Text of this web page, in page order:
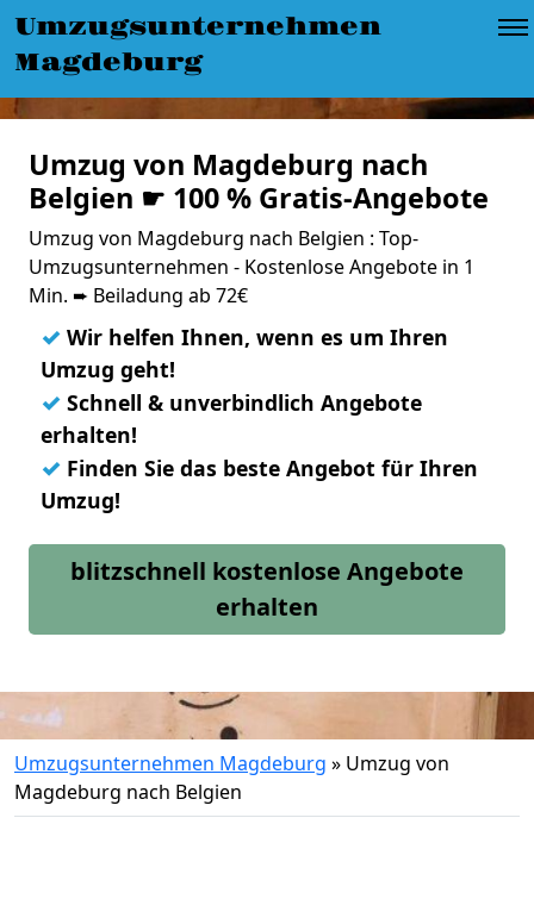
Umzugsunternehmen
Magdeburg
Umzug von Magdeburg nach
Belgien ☛ 100 % Gratis-Angebote
Umzug von Magdeburg nach Belgien : Top-
Umzugsunternehmen - Kostenlose Angebote in 1
Min. ➨ Beiladung ab 72€
✓ Wir helfen Ihnen, wenn es um Ihren
Umzug geht!
✓ Schnell & unverbindlich Angebote
erhalten!
✓ Finden Sie das beste Angebot für Ihren
Umzug!
blitzschnell kostenlose Angebote
erhalten
Umzugsunternehmen Magdeburg » Umzug von
Magdeburg nach Belgien